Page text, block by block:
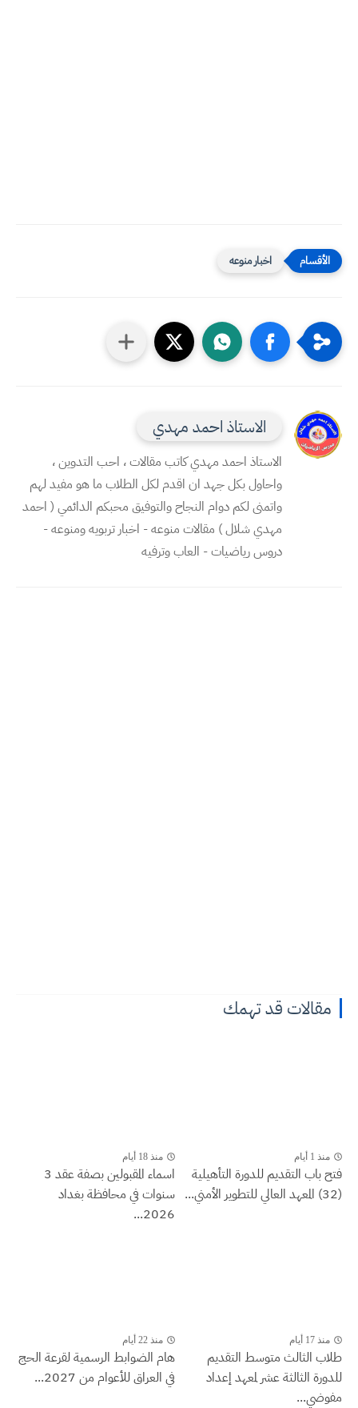
اخبار منوعه
الاستاذ احمد مهدي
الاستاذ احمد مهدي كاتب مقالات ، احب التدوين ،
واحاول بكل جهد ان اقدم لكل الطلاب ما هو مفيد لهم
واتمنى لكم دوام النجاح والتوفيق محبكم الدائمي ( احمد
مهدي شلال ) مقالات منوعه - اخبار تربويه ومنوعه -
دروس رياضيات - العاب وترفيه
مقالات قد تهمك
منذ 1 أيام
فتح باب التقديم للدورة التأهيلية
(32) المعهد العالي للتطوير الأمني...
منذ 18 أيام
اسماء المقبولين بصفة عقد 3
سنوات في محافظة بغداد
2026...
منذ 17 أيام
طلاب الثالث متوسط التقديم
للدورة الثالثة عشر لمعهد إعداد
مفوضي...
منذ 22 أيام
هام الضوابط الرسمية لقرعة الحج
في العراق للأعوام من 2027...